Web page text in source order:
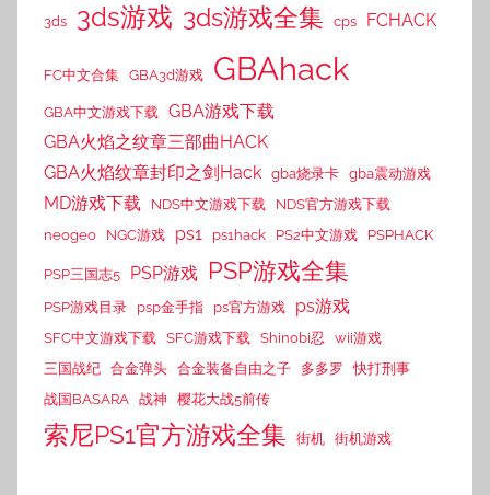
3ds 3ds游戏 3ds游戏全集 cps FCHACK
FC中文合集 GBA3d游戏 GBAhack
GBA中文游戏下载 GBA游戏下载
GBA火焰之纹章三部曲HACK
GBA火焰纹章封印之剑Hack gba烧录卡 gba震动游戏
MD游戏下载 NDS中文游戏下载
NDS官方游戏下载
neogeo
NGC游戏 ps1 ps1hack PS2中文游戏 PSPHACK
PSP三国志5 PSP游戏 PSP游戏全集
PSP游戏目录 psp金手指 ps官方游戏 ps游戏
SFC中文游戏下载 SFC游戏下载 Shinobi忍
wii游戏
三国战纪 合金弹头 合金装备自由之子 多多罗
快打刑事
战国BASARA 战神 樱花大战5前传
索尼PS1官方游戏全集 街机 街机游戏